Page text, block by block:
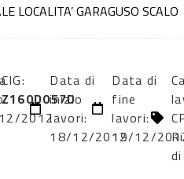
LOCALITA’ GARAGUSO SCALO
2012
CIG:
Z160D057D
Data di
inizio
lavori:
18/12/2012
Data di
fine
lavori:
19/12/